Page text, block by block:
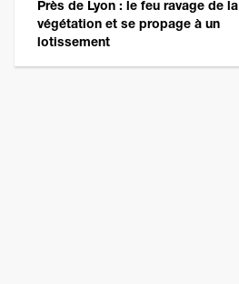
Près de Lyon : le feu ravage de la
végétation et se propage à un
lotissement